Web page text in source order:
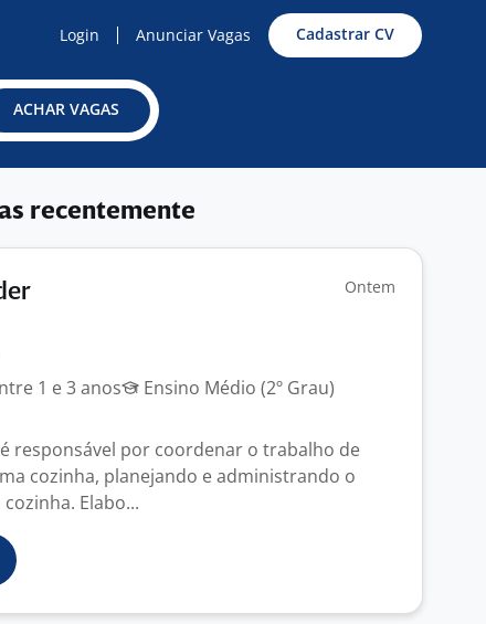
Login Anunciar Vagas Cadastrar CV
ACHAR VAGAS
recentemente
Ontem
1 e 3 anos
Ensino Médio (2º Grau)
responsável por coordenar o trabalho de
cozinha, planejando e administrando o
Elabo...